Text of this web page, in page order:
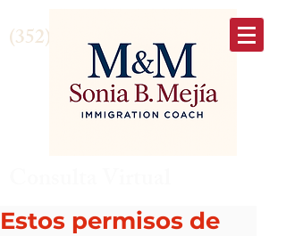
(352) 875-6645
Estos permisos de